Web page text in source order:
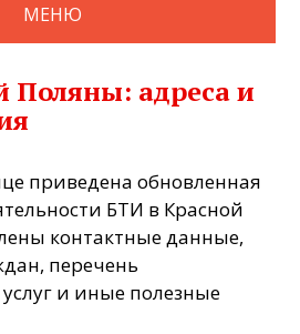
МЕНЮ
Поляны: адреса и
приведена обновленная
БТИ в Красной
контактные данные,
перечень
и иные полезные